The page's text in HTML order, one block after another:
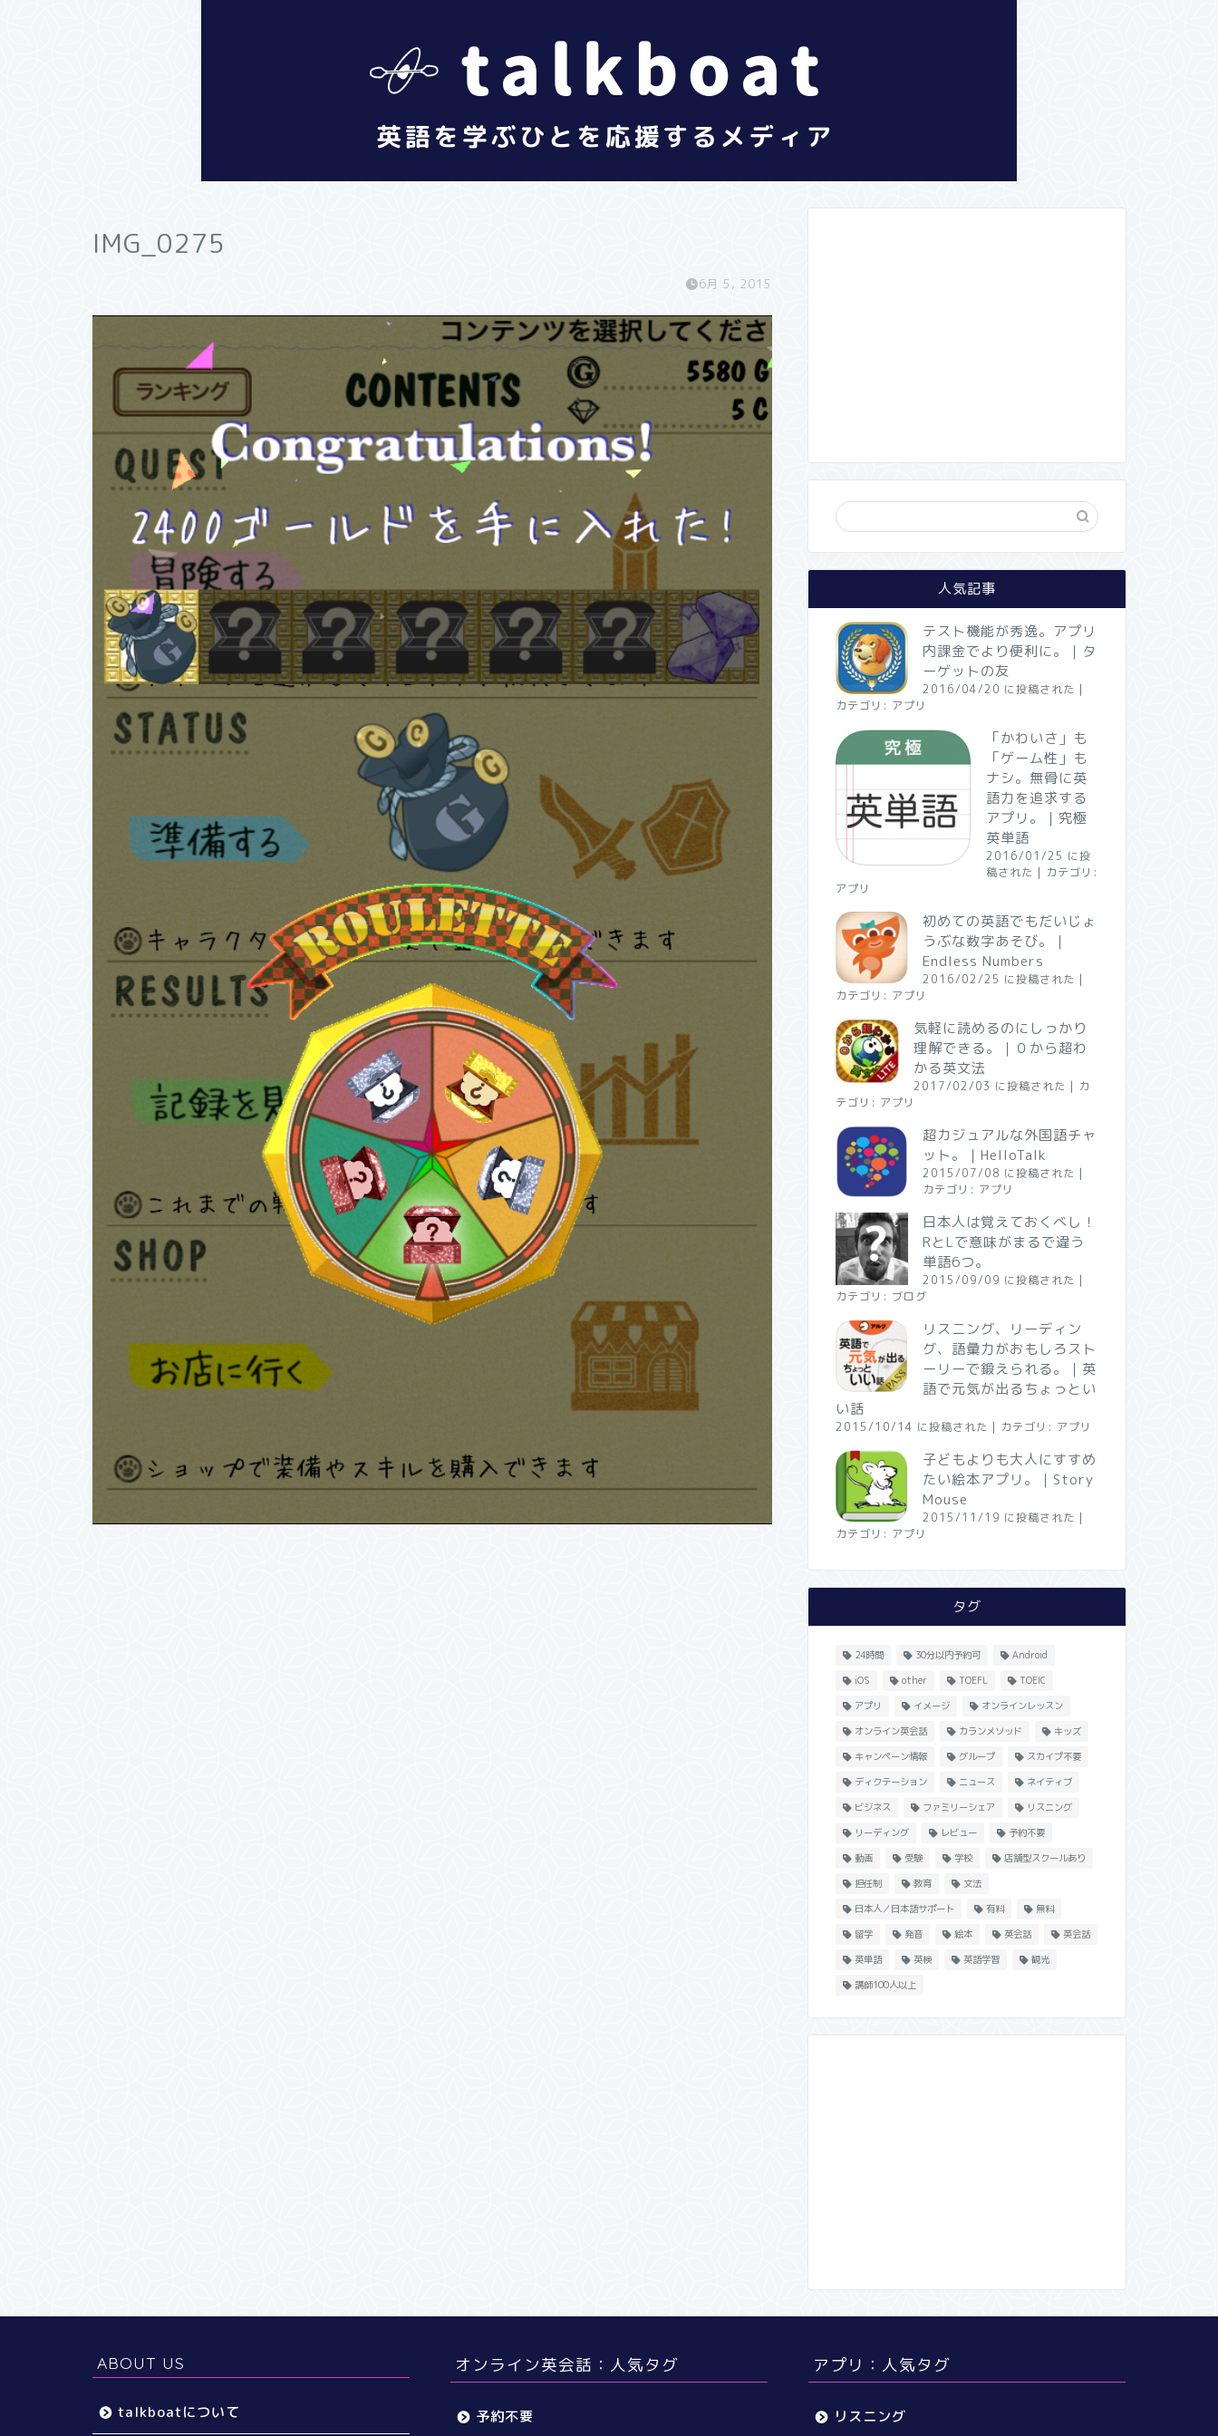
IMG_0275
6月 5, 2015
人気記事
テスト機能が秀逸。アプリ
内課金でより便利に。｜タ
ーゲットの友
2016/04/20 に投稿された |
カテゴリ: アプリ
「かわいさ」も
「ゲーム性」も
ナシ。無骨に英
語力を追求する
アプリ。｜究極
英単語
2016/01/25 に投
稿された | カテゴリ:
アプリ
初めての英語でもだいじょ
うぶな数字あそび。｜
Endless Numbers
2016/02/25 に投稿された |
カテゴリ: アプリ
気軽に読めるのにしっかり
理解できる。｜０から超わ
かる英文法
2017/02/03 に投稿された | カ
テゴリ: アプリ
超カジュアルな外国語チャ
ット。｜HelloTalk
2015/07/08 に投稿された |
カテゴリ: アプリ
日本人は覚えておくべし！
RとLで意味がまるで違う
単語6つ。
2015/09/09 に投稿された |
カテゴリ: ブログ
リスニング、リーディン
グ、語彙力がおもしろスト
ーリーで鍛えられる。｜英
語で元気が出るちょっとい
い話
2015/10/14 に投稿された | カテゴリ: アプリ
子どもよりも大人にすすめ
たい絵本アプリ。｜Story
Mouse
2015/11/19 に投稿された |
カテゴリ: アプリ
タグ
24時間 30分以内予約可
Android
iOS
other TOEFL
TOEIC
アプリ
イメージ
オンラインレッスン
オンライン英会話
カランメソッド
キッズ
キャンペーン情報
グループ
スカイプ不要
ディクテーション
ニュース
ネイティブ
ビジネス
ファミリーシェア
リスニング
リーディング
レビュー
予約不要
動画
受験 学校
店舗型スクールあり
担任制
教育
文法
日本人／日本語サポート
有料
無料
留学
発音 絵本 英会話
英会話
英単語
英検 英語学習
観光
講師100人以上
ABOUT US
talkboatについて
オンライン英会話：人気タグ
予約不要
アプリ：人気タグ
リスニング